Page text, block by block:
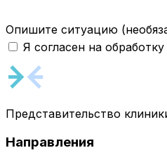
Опишите ситуацию
Я согласен на
Представительство
Направления